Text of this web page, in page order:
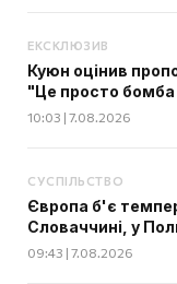
ЕКСКЛЮЗИВ
Куюн оцінив
"Це просто бомба
10:03 | 7.08.2026
СУСПІЛЬСТВО
Європа б'є
Словаччині, у
09:43 | 7.08.2026